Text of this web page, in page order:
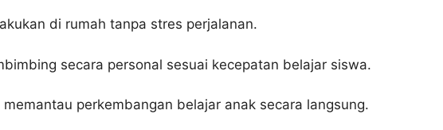
di rumah tanpa stres perjalanan.
secara personal sesuai kecepatan belajar siswa.
perkembangan belajar anak secara langsung.